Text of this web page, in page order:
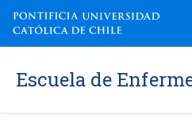
Escuela de